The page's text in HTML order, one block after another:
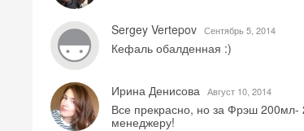
Sergey Vertepov Сентябрь 5, 2014
Кефаль обалденная :)
Ирина Денисова Август 10, 2014
Все прекрасно, но за Фрэш
менеджеру!